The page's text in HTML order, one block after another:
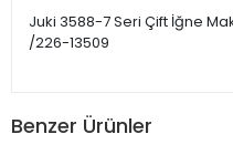
Juki 3588-7 Seri Çift İğne
/226-13509
Benzer Ürünler